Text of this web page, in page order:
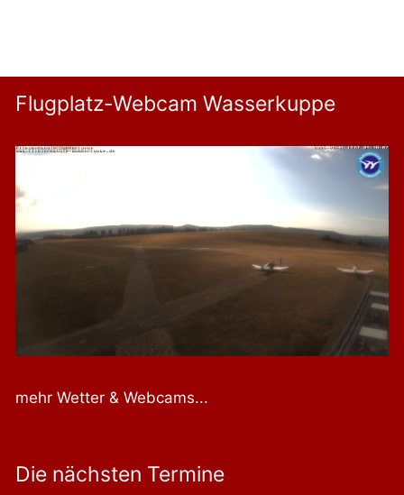
Flugplatz-Webcam Wasserkuppe
mehr Wetter & Webcams...
Die nächsten Termine